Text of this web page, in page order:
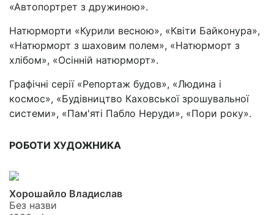
«Автопортрет з дружиною».
Натюрморти «Курили весною», «Квіти Байконура»,
«Натюрморт з шаховим полем», «Натюрморт з
хлібом», «Осінній натюрморт».
Графічні серії «Репортаж будов», «Людина і
космос», «Будівництво Каховської зрошувальної
системи», «Пам'яті Пабло Неруди», «Пори року».
РОБОТИ ХУДОЖНИКА
Хорошайло Владислав
Без назви